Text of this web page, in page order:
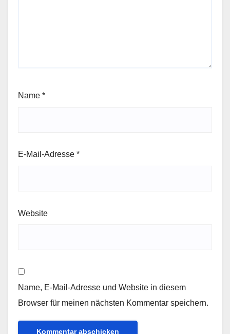
Name *
E-Mail-Adresse *
Website
Name, E-Mail-Adresse und Website in diesem
Browser für meinen nächsten Kommentar speichern.